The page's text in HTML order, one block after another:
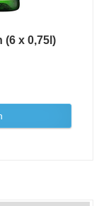
(6 x 0,75l)